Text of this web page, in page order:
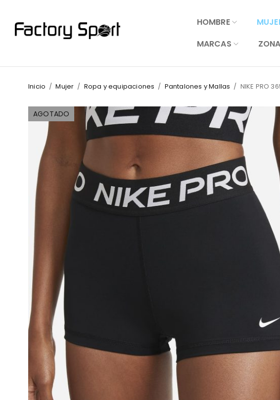
HOMBRE
MARCAS
Inicio / Mujer / Ropa y equipaciones / Pantalones y Mallas / NIKE PRO
AGOTADO